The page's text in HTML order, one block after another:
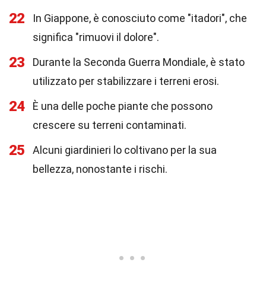
22
In Giappone, è conosciuto come "itadori", che
significa "rimuovi il dolore".
23
Durante la Seconda Guerra Mondiale, è stato
utilizzato per stabilizzare i terreni erosi.
24
È una delle poche piante che possono
crescere su terreni contaminati.
25
Alcuni giardinieri lo coltivano per la sua
bellezza, nonostante i rischi.